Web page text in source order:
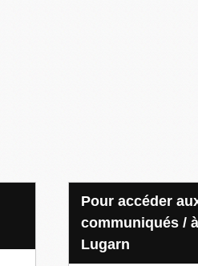
Pour accéder aux
communiqués /
Lugarn